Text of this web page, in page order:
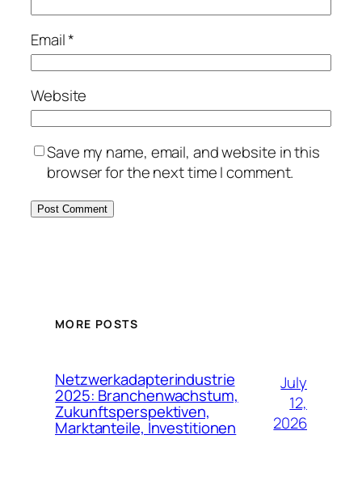
Email*
Website
Save my name, email, and website in this
browser for the next time I comment.
MORE POSTS
Netzwerkadapterindustrie
2025: Branchenwachstum,
Zukunftsperspektiven,
Marktanteile, Investitionen
July
12,
2026